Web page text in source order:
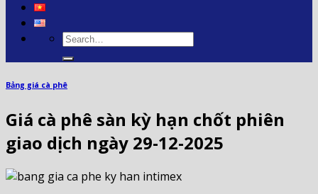
Bảng giá cà phê
Giá cà phê sàn kỳ hạn chốt phiên
giao dịch ngày 29-12-2025